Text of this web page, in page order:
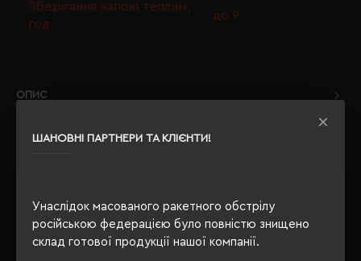
ШАНОВНІ ПАРТНЕРИ ТА КЛІЄНТИ!
Унаслідок масованого ракетного обстрілу
російською федерацією було повністю знищено
склад готової продукції нашої компанії.
Зберігання напою теплим,
год
до 9
ОПИС
РЕКОМЕНДУЄМО